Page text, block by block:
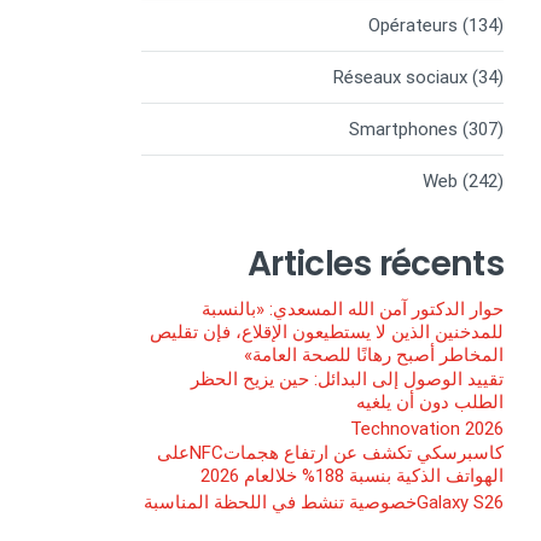
Opérateurs (134)
Réseaux sociaux (34)
Smartphones (307)
Web (242)
Articles récents
حوار الدكتور آمن الله المسعدي: «بالنسبة
للمدخنين الذين لا يستطيعون الإقلاع، فإن تقليص
المخاطر أصبح رهانًا للصحة العامة»
تقييد الوصول إلى البدائل: حين يزيح الحظر
الطلب دون أن يلغيه
Technovation 2026
كاسبرسكي تكشف عن ارتفاع هجماتNFCعلى
الهواتف الذكية بنسبة 188% خلالعام 2026
Galaxy S26خصوصية تنشط في اللحظة المناسبة